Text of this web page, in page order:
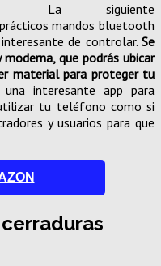
La siguiente
mandos bluetooth
de controlar. Se
que podrás ubicar
material para proteger tu
interesante app para
tu teléfono como si
y usuarios para que